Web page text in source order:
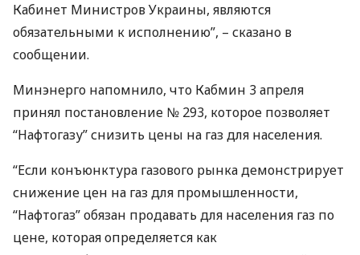
Кабинет Министров Украины, являются
обязательными к исполнению”, – сказано в
сообщении.
Минэнерго напомнило, что Кабмин 3 апреля
принял постановление № 293, которое позволяет
“Нафтогазу” снизить цены на газ для населения.
“Если конъюнктура газового рынка демонстрирует
снижение цен на газ для промышленности,
“Нафтогаз” обязан продавать для населения газ по
цене, которая определяется как